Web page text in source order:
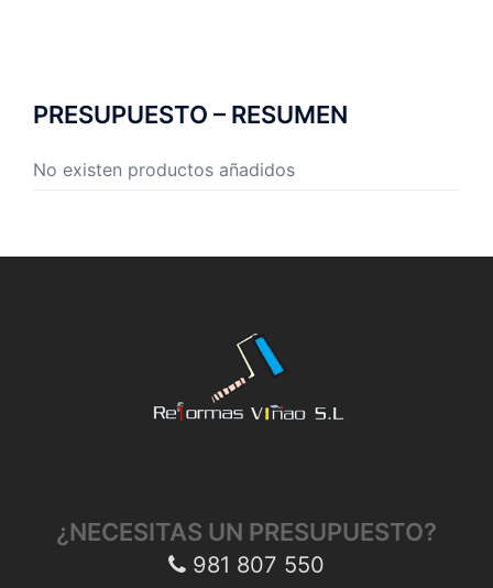
PRESUPUESTO – RESUMEN
No existen productos añadidos
¿NECESITAS UN PRESUPUESTO?
981 807 550